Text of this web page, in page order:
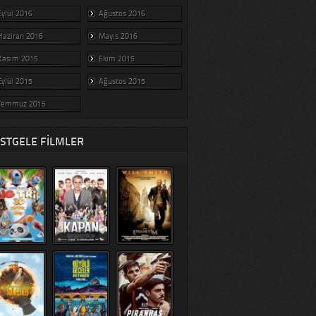
2016 Ağustos 2016
2016 Mayıs 2016
2015 Ekim 2015
2015 Ağustos 2015
2015
FILMLER